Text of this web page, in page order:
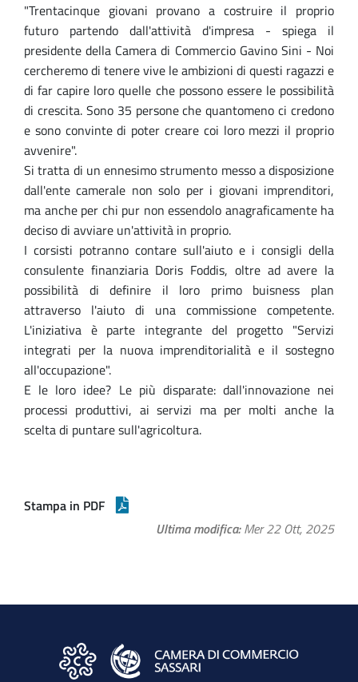
"Trentacinque giovani provano a costruire il proprio
futuro partendo dall'attività d'impresa - spiega il
presidente della Camera di Commercio Gavino Sini - Noi
cercheremo di tenere vive le ambizioni di questi ragazzi e
di far capire loro quelle che possono essere le possibilità
di crescita. Sono 35 persone che quantomeno ci credono
e sono convinte di poter creare coi loro mezzi il proprio
avvenire".
Si tratta di un ennesimo strumento messo a disposizione
dall'ente camerale non solo per i giovani imprenditori,
ma anche per chi pur non essendolo anagraficamente ha
deciso di avviare un'attività in proprio.
I corsisti potranno contare sull'aiuto e i consigli della
consulente finanziaria Doris Foddis, oltre ad avere la
possibilità di definire il loro primo buisness plan
attraverso l'aiuto di una commissione competente.
L'iniziativa è parte integrante del progetto "Servizi
integrati per la nuova imprenditorialità e il sostegno
all'occupazione".
E le loro idee? Le più disparate: dall'innovazione nei
processi produttivi, ai servizi ma per molti anche la
scelta di puntare sull'agricoltura.
Stampa in PDF
Ultima modifica Mer 22 Ott, 2025